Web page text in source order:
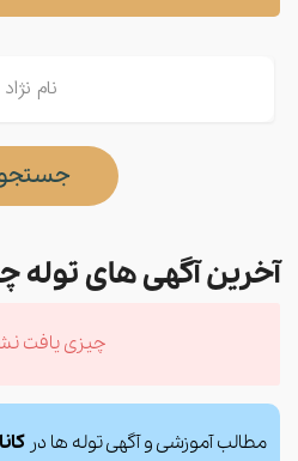
آخرین آگهی های توله
چیزی یافت
مطالب آموزشی و آگهی توله ها در